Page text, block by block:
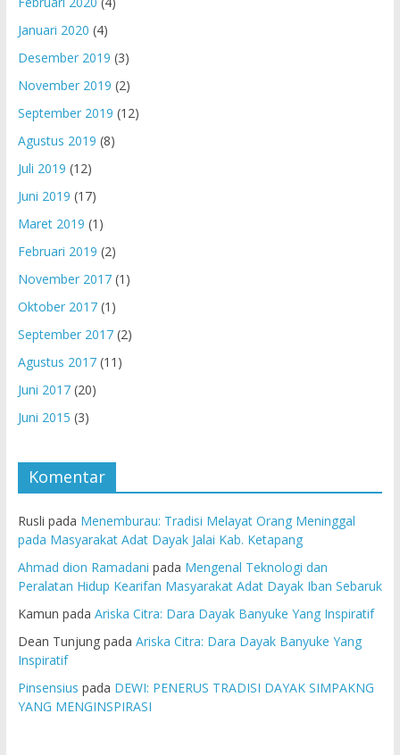
Januari 2020 (4)
Desember 2019 (3)
November 2019 (2)
September 2019 (12)
Agustus 2019 (8)
Juli 2019 (12)
Juni 2019 (17)
Maret 2019 (1)
Februari 2019 (2)
November 2017(1)
Oktober 2017(1)
September 2017(2)
Agustus 2017(11)
Juni 2017(20)
Juni 2015 (3)
Komentar
Rusli pada Menemburau: Tradisi Melayat Orang Meninggal
pada Masyarakat Adat Dayak Jalai Kab. Ketapang
Ahmad dion Ramadani pada Mengenal Teknologi dan
Peralatan Hidup Kearifan Masyarakat Adat Dayak Iban Sebaruk
Kamun pada Ariska Citra: Dara Dayak Banyuke Yang Inspiratif
Dean Tunjungpada Ariska Citra: Dara Dayak Banyuke Yang
Inspiratif
Pinsensius pada DEWI: PENERUS TRADISI DAYAK SIMPAKNG
YANG MENGINSPIRASI